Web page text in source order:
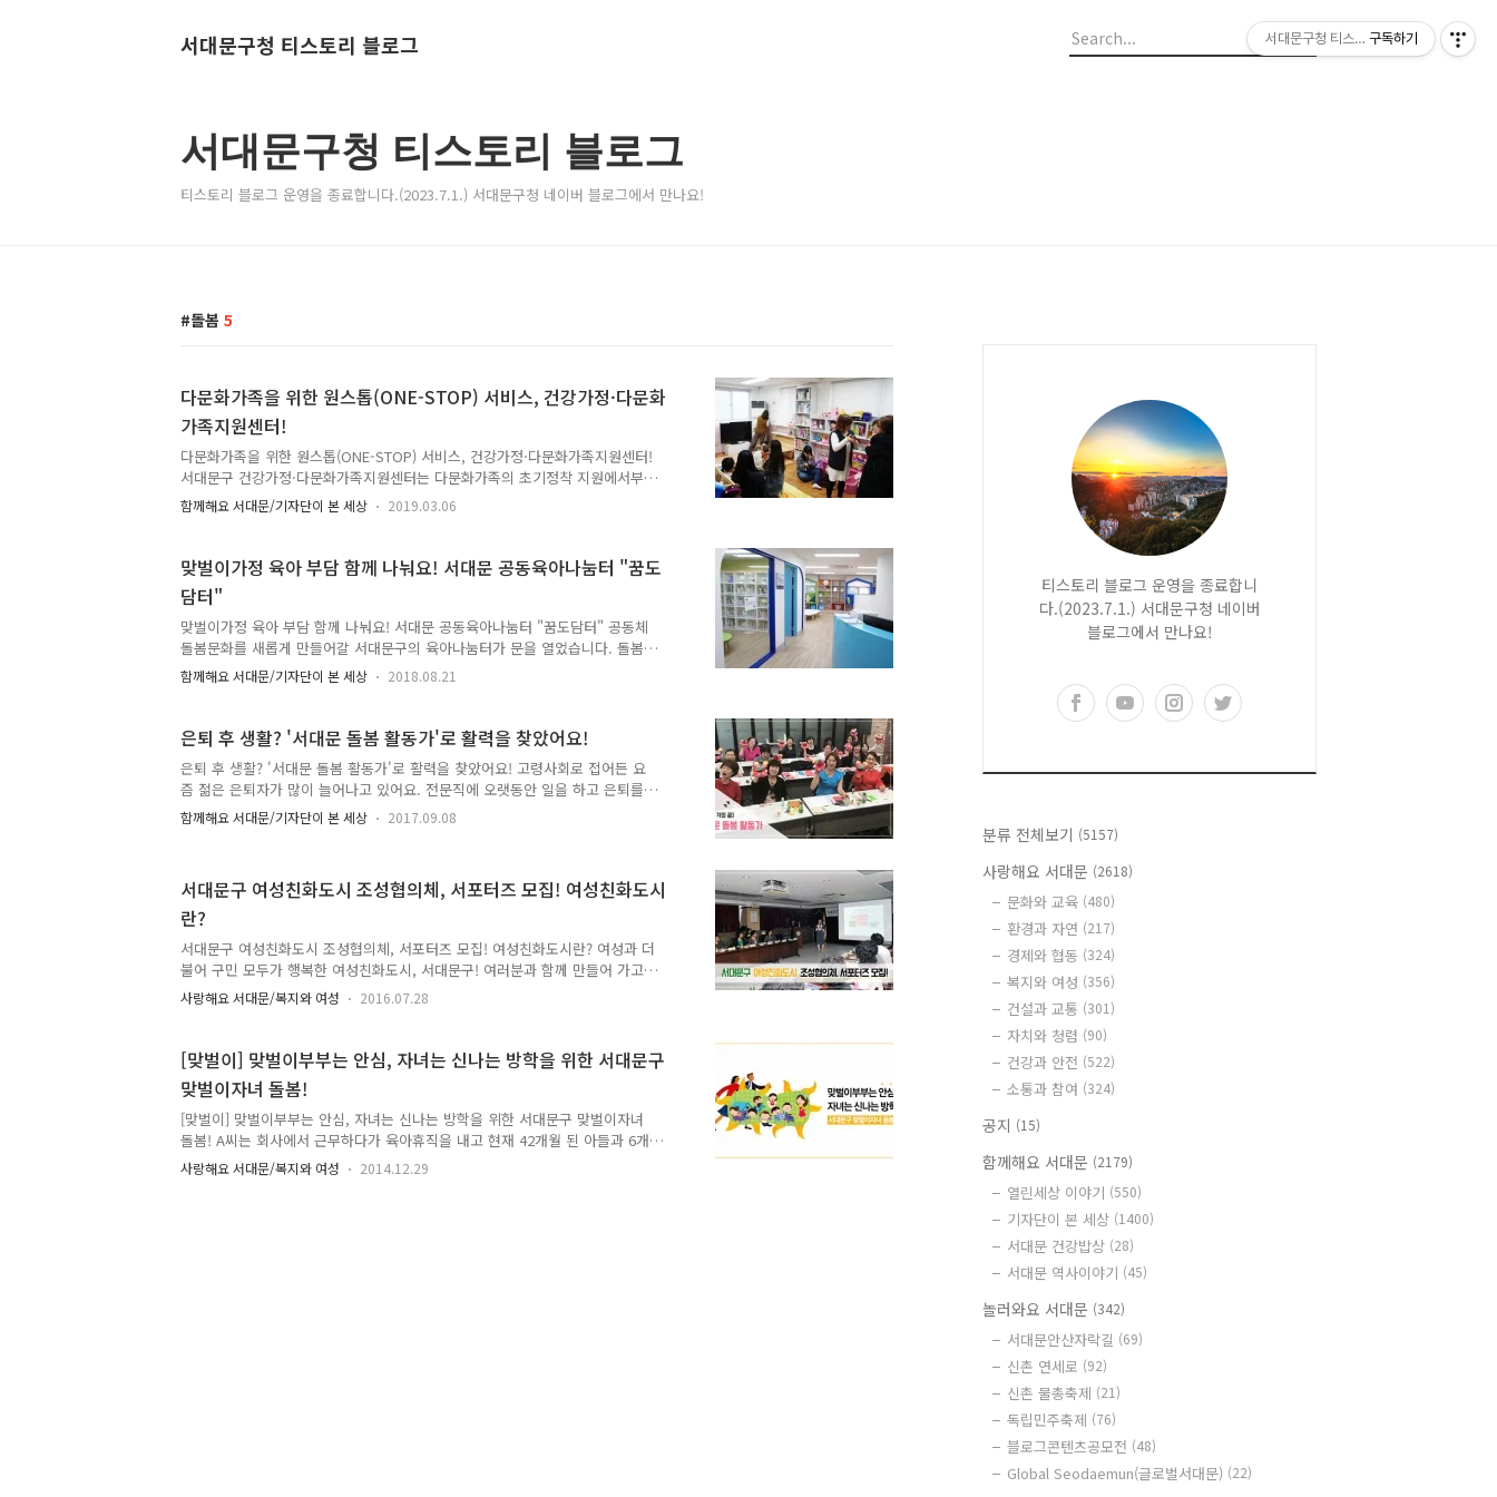
서대문구청 티스토리 블로그
서대문구청 티스토리 블로그
티스토리 블로그 운영을 종료합니다.(2023.7.1.) 서대문구청 네이버 블로그에서 만나요!
돌봄 5
다문화가족을 위한 원스톱(ONE-STOP) 서비스, 건강가정·다문화
가족지원센터!
다문화가족을 위한 원스톱(ONE-STOP) 서비스, 건강가정·다문화가족지원센터!
서대문구 건강가정·다문화가족지원센터는 다문화가족의 초기정착 지원에서부터
건강하고 안정적인 가족 생활에 필요한 교육과 상담은 물론, 지역사회의 돌봄과
소통 기능이 구체적으로 실현되는 곳입니다. 서대문구 건강가정·다문화가족지원
7530~1 ● 이용방법 : 회원제(직접 방문하여 회원가입 후 프로그램 참여) ● 홈페
이지 : https://www.liveinkorea.kr/center/main/main.do?
centerId=seodaemungu ● 페이스북 :
https://www.facebook.com/sdmmcc 겨울눈이 소복하게 내린 날, 서대문..
함께해요 서대문/기자단이 본 세상 2019.03.06
맞벌이가정 육아 부담 함께 나눠요! 서대문 공동육아나눔터 "꿈도
담터"
맞벌이가정 육아 부담 함께 나눠요! 서대문 공동육아나눔터 "꿈도담터" 공동체
돌봄문화를 새롭게 만들어갈 서대문구의 육아나눔터가 문을 열었습니다. 돌봄이
필요한 초등학생 아이들을 위한 안전하고 신나는 공간을 소개합니다. 지난 7월
말, 연희동 성원아파트 관리사무소 2층 공간에 제1호 초등돌봄 공동육아나눔터
사업으로 시행하는 초등돌봄 공동육아나눔터 리모델링 사업 제1호 대상지로 서
대문가 선정돼 초등돌봄 공동육아나눔터를 처음 선보이게 되었답니다. 기존 공동
육아나눔터에서 많이 활용되는 품앗이 공동육아 형태는 보호자가 동반해야 하고
영유아를 대상으로 하는 경우가 많았습니다. 초등 자녀를 둔 맞벌이가정 등에서
는 이용하기 어려운 경우가 있었어..
함께해요 서대문/기자단이 본 세상 2018.08.21
은퇴 후 생활? '서대문 돌봄 활동가'로 활력을 찾았어요!
은퇴 후 생활? '서대문 돌봄 활동가'로 활력을 찾았어요! 고령사회로 접어든 요
즘 젊은 은퇴자가 많이 늘어나고 있어요. 전문직에 오랫동안 일을 하고 은퇴를
하게되면 일이 없어서 이곳저곳을 찾아다니지만 마땅한 일자리를 찾지 못하곤
합니다. 그 반대로 초저출산으로 OECD 국가 중 꼴찌를 달리고 있는 우리나라에
이에요. ▲ 방과 후 책을 보는 아이들 그래서 서대문구는 2016년 서울시 시민참
여예산으로 1억 2천만 원의 사업을 제안하고 사업비를 받아 '2017년 돌봄 교
사'를 양성하기 시작했어요. 방과 후 아이들과 부모님들에게 정말 좋은 소식이였
어요. 이번 서..
함께해요 서대문/기자단이 본 세상 2017.09.08
서대문구 여성친화도시 조성협의체, 서포터즈 모집! 여성친화도시
란?
서대문구 여성친화도시 조성협의체, 서포터즈 모집! 여성친화도시란? 여성과 더
불어 구민 모두가 행복한 여성친화도시, 서대문구! 여러분과 함께 만들어 가고자
합니다. 여성친화도시 서대문구를 만들기 위해 함께 해주세요~ ^^ tong지기가
자세히 소개해드릴게요! :: 여성친화도시란? 지역정책과 발전과정에서 남녀가 동
현되도록 하는 지역 및 도시를 말합니다. :: 여성친화도시 조성협의체, 서포터즈
공개모집 ○ 모집기간 : 2016. 7. 26.(화) ~ 8. 9.(화) ○ 모집인원 : 총50명(조성협의
체 20명, 서포터즈 30명) ○ 활동분야 : 5개분과(공공디자인, 일자리, 돌봄·교육,
여가·문화. 안전·건강) ○ 지원자격 : 서대문구에 ..
사랑해요 서대문/복지와 여성 2016.07.28
[맞벌이] 맞벌이부부는 안심, 자녀는 신나는 방학을 위한 서대문구
맞벌이자녀 돌봄!
[맞벌이] 맞벌이부부는 안심, 자녀는 신나는 방학을 위한 서대문구 맞벌이자녀
돌봄! A씨는 회사에서 근무하다가 육아휴직을 내고 현재 42개월 된 아들과 6개
월 된 딸을 키우고 있습니다. "첫째 아이때는 워킹맘으로 회사에 출퇴근하며 아
이를 돌봤지만 둘째가 태어나면서 육아에 전념하기 위해 육아휴직을 냈어요. 육
사랑해요 서대문/복지와 여성 2014.12.29
티스토리 블로그 운영을 종료합니
다.(2023.7.1.) 서대문구청 네이버
블로그에서 만나요!
분류 전체보기 (5157)
사랑해요 서대문 (2618)
문화와 교육 (480)
환경과 자연 (217)
경제와 협동 (324)
복지와 여성 (356)
건설과 교통 (301)
자치와 청렴 (90)
건강과 안전 (522)
소통과 참여 (324)
공지 (15)
함께해요 서대문 (2179)
열린세상 이야기 (550)
기자단이 본 세상 (1400)
서대문 건강밥상 (28)
서대문 역사이야기 (45)
놀러와요 서대문 (342)
서대문안산자락길 (69)
신촌 연세로 (92)
신촌 물총축제 (21)
독립민주축제 (76)
블로그콘텐츠공모전 (48)
Global Seodaemun(글로벌서대문) (22)
서대문구청 티스토리 블로그
구독하기